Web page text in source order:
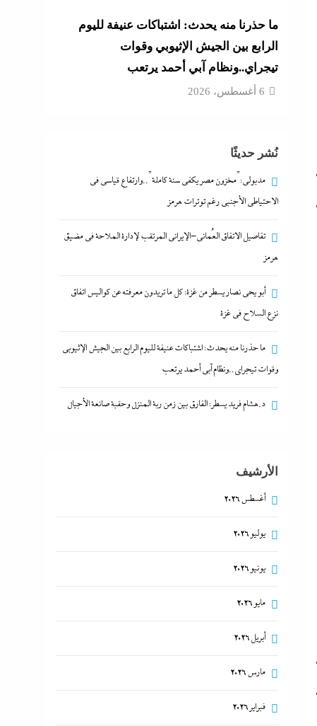
ما حذرنا منه يحدث: اشتباكات عنيفة لليوم
الرابع بين الجيش الإثيوبي وقوات
تيجراي..ونظام آبي أحمد يرتعب
6 أغسطس، 2026
نُشر حديثًا
مدبولي:”مخزون مصر يكفي سنة كاملة”..وارتفاع قياسي في
الاحتياطي الأجنبي رغم توترات هرمز
تفاصيل الاتفاق العُماني-الإيراني المرتقب لإدارة الملاحة في مضيق
هرمز
أبو يحى نصار يسطر من غزة: كل ما تريدون معرفته عن كواليس اتفاق
نزع السلاح في غزة
ما حذرنا منه يحدث: اشتباكات عنيفة لليوم الرابع بين الجيش الإثيوبي
وقوات تيجراي..ونظام آبي أحمد يرتعب
د.هشام فريد يسطر: الفارق بين زمن ربة المنزل وحقبة صانعة الأجيال
الأرشيف
أغسطس 2026
يوليو 2026
يونيو 2026
مايو 2026
أبريل 2026
مارس 2026
فبراير 2026